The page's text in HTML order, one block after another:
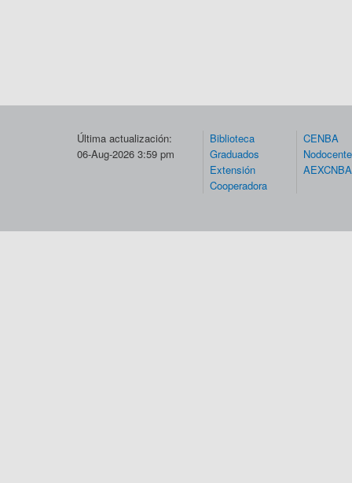
Última actualización:
06-Aug-2026 3:59 pm
Biblioteca
Graduados
Extensión
Cooperadora
CENBA
AEXCNBA